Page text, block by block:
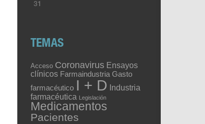
31
TEMAS
Acceso Coronavirus Ensayos
clínicos Farmaindustria Gasto
farmacéutico I + D Industria
farmacéutica Legislación
Medicamentos
Pacientes